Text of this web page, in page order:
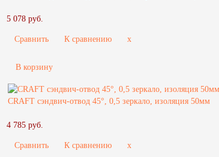
5 078 руб.
Сравнить К сравнению x
В корзину
CRAFT сэндвич-отвод 45°, 0,5 зеркало, изоляция 50мм
4 785 руб.
Сравнить К сравнению x